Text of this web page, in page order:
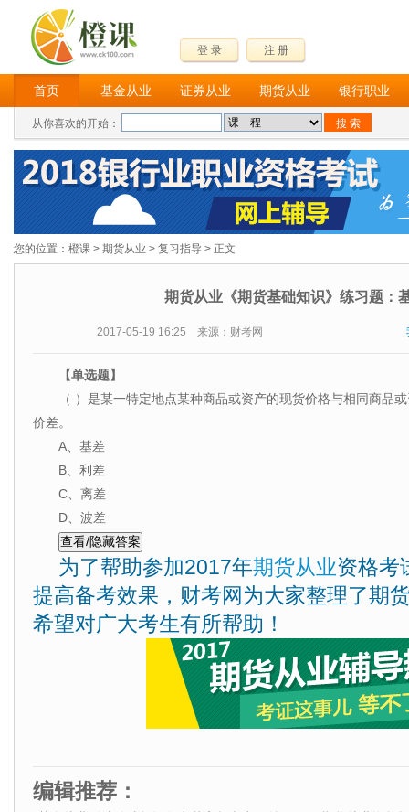
登 录 注 册
首页 基金从业 证券从业 期货从业 银行职业
从你喜欢的开始：
您的位置： 橙课 > 期货从业 > 复习指导 > 正文
期货从业《期货基础知识》练习题：
2017-05-19 16:25 来源：财考网
【单选题】
（ ）是某一特定地点某种商品或资产的现货价格与相同商品
价差。
A、基差
B、利差
C、离差
D、波差
为了帮助参加2017年期货从业资格考
提高备考效果，财考网为大家整理了期
希望对广大考生有所帮助！
编辑推荐：